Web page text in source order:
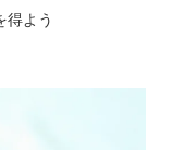
得よう